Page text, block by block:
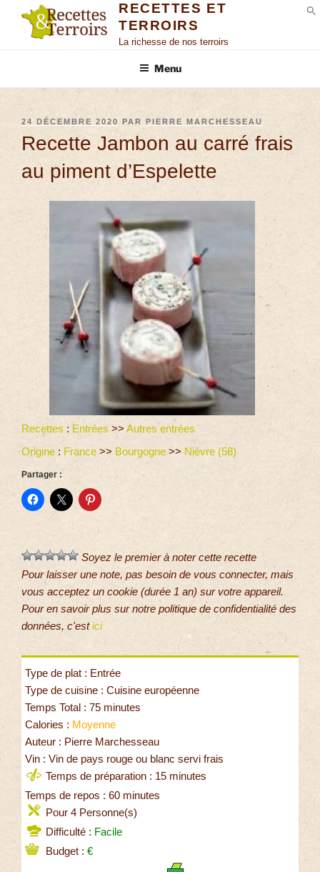
RECETTES ET
TERROIRS
La richesse de nos terroirs
Menu
24 DÉCEMBRE 2020 PAR PIERRE MARCHESSEAU
Recette Jambon au carré frais
au piment d’Espelette
Recettes : Entrées >> Autres entrées
Origine : France >> Bourgogne >> Nièvre (58)
Partager :
Soyez le premier à noter cette recette
Pour laisser une note, pas besoin de vous connecter, mais
vous acceptez un cookie (durée 1 an) sur votre appareil.
Pour en savoir plus sur notre politique de confidentialité des
données, c'estici
Type de plat : Entrée
Type de cuisine : Cuisine européenne
Temps Total : 75 minutes
Calories : Moyenne
Auteur : Pierre Marchesseau
Vin : Vin de pays rouge ou blanc servi frais
Temps de préparation : 15 minutes
Temps de repos : 60 minutes
Pour 4 Personne(s)
Difficulté : Facile
Budget : €